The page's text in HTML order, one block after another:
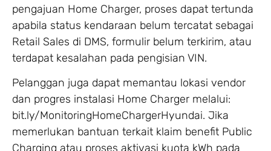
pengajuan Home Charger, proses dapat tertunda
apabila status kendaraan belum tercatat sebagai
Retail Sales di DMS, formulir belum terkirim, atau
terdapat kesalahan pada pengisian VIN.
Pelanggan juga dapat memantau lokasi vendor
dan progres instalasi Home Charger melalui:
bit.ly/MonitoringHomeChargerHyundai. Jika
memerlukan bantuan terkait klaim benefit Public
Charging atau proses aktivasi kuota kWh pada